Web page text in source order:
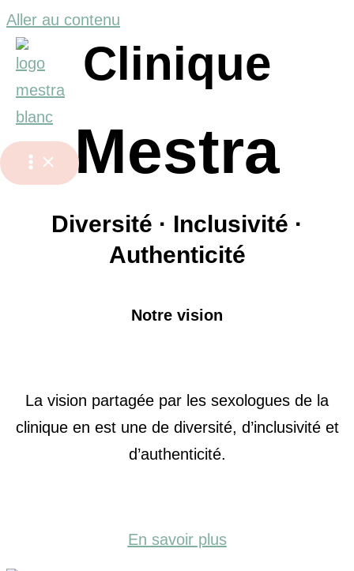
Aller au contenu
Clinique
Mestra
Diversité · Inclusivité ·
Authenticité
Notre vision
La vision partagée par les sexologues de la
clinique en est une de diversité, d’inclusivité et
d’authenticité.
En savoir plus